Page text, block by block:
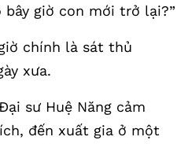
giờ con mới trở lại?”
chính là sát thủ
xưa.
sư Huệ Năng cảm
đến xuất gia ở một